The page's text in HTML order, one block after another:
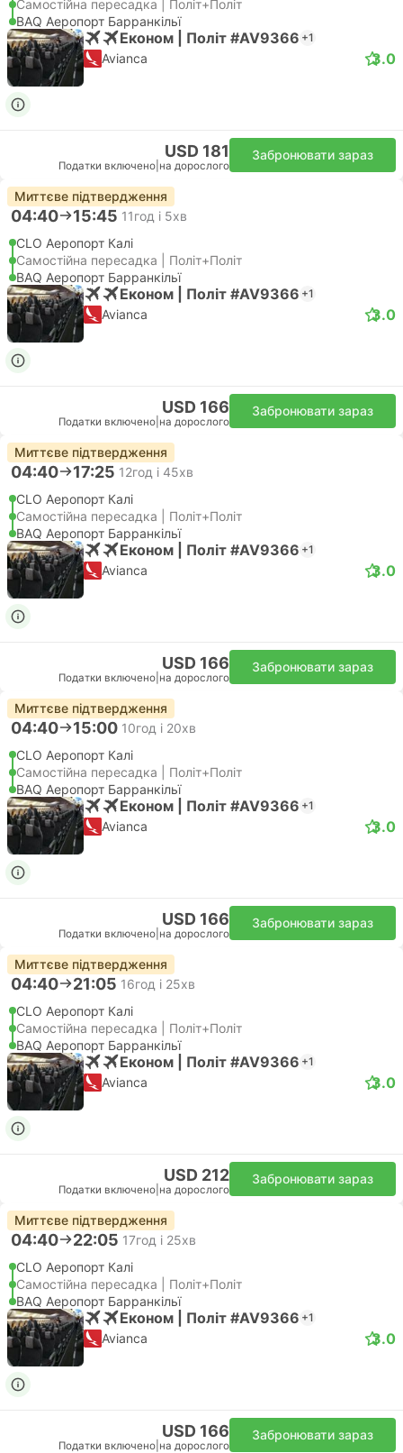
Самостійна пересадка | Політ+Політ
BAQ Аеропорт Барранкільї
Економ | Політ #AV9366 +1
Avianca 3.0
USD 181
Податки включено на дорослого
Забронювати зараз
Миттєве підтвердження
04:40 15:45 11год і 5хв
CLO Аеропорт Калі
Самостійна пересадка | Політ+Політ
BAQ Аеропорт Барранкільї
Економ | Політ #AV9366 +1
Avianca 3.0
USD 166
Податки включено на дорослого
Забронювати зараз
Миттєве підтвердження
04:40 17:25 12год і 45хв
CLO Аеропорт Калі
Самостійна пересадка | Політ+Політ
BAQ Аеропорт Барранкільї
Економ | Політ #AV9366 +1
Avianca 3.0
USD 166
Податки включено на дорослого
Забронювати зараз
Миттєве підтвердження
04:40 15:00 10год і 20хв
CLO Аеропорт Калі
Самостійна пересадка | Політ+Політ
BAQ Аеропорт Барранкільї
Економ | Політ #AV9366 +1
Avianca 3.0
USD 166
Податки включено на дорослого
Забронювати зараз
Миттєве підтвердження
04:40 21:05 16год і 25хв
CLO Аеропорт Калі
Самостійна пересадка | Політ+Політ
BAQ Аеропорт Барранкільї
Економ | Політ #AV9366 +1
Avianca 3.0
USD 212
Податки включено на дорослого
Забронювати зараз
Миттєве підтвердження
04:40 22:05 17год і 25хв
CLO Аеропорт Калі
Самостійна пересадка | Політ+Політ
BAQ Аеропорт Барранкільї
Економ | Політ #AV9366 +1
Avianca 3.0
USD 166
Податки включено на дорослого
Забронювати зараз